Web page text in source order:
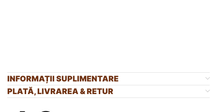
INFORMAȚII SUPLIMENTARE
PLATĂ, LIVRAREA & RETUR